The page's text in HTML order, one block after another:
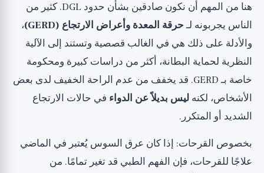
هنا من المهم أن نكون صادقين بشأن حدود DGL. كثير من
الناس يجربونه لـحرقة المعدة وأعراض الارتجاع (GERD)
،
والأدلة على ذلك هي في الغالب قصصية وتستند إلى الآلية
النظرية لحماية البطانة، أكثر من دراسات كبيرة ومحكومة
خاصة بـ GERD. قد يخفف من عدم الراحة الخفيف لدى بعض
الأشخاص، لكنه ليس بديلاً عن الدواء في حالات الارتجاع
الشديد أو المتكرر.
بخصوص القرحات: إذا كان عرق السوس يُعتبر في الماضي
علاجًا للقرحات، فإن الفهم الطبي قد تغير تمامًا. من